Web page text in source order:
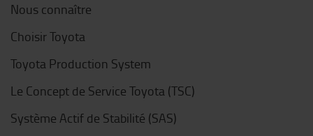
Nous connaître
Choisir Toyota
Toyota Production System
Le Concept de Service Toyota (TSC)
Système Actif de Stabilité (SAS)